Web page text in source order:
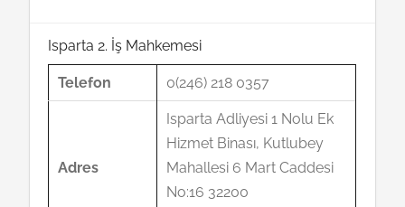
Isparta 2. İş Mahkemesi
Telefon 0(246) 218 0357
Adres
Isparta Adliyesi 1 Nolu Ek
Hizmet Binası, Kutlubey
Mahallesi 6 Mart Caddesi
No:16 32200